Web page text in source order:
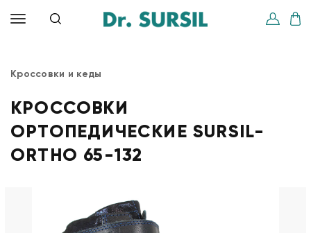
Кроссовки и кеды
КРОССОВКИ
ОРТОПЕДИЧЕСКИЕ SURSIL-
ORTHO 65-132